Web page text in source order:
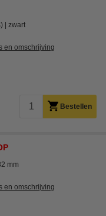
zwart
en omschrijving
Bestellen
mm
en omschrijving